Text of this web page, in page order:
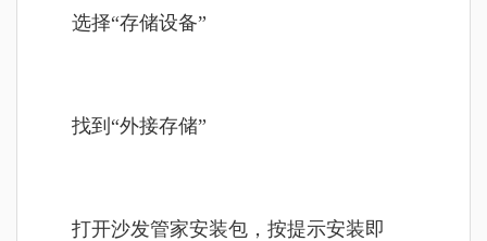
选择“存储设备”
找到“外接存储”
打开沙发管家安装包，按提示安装即